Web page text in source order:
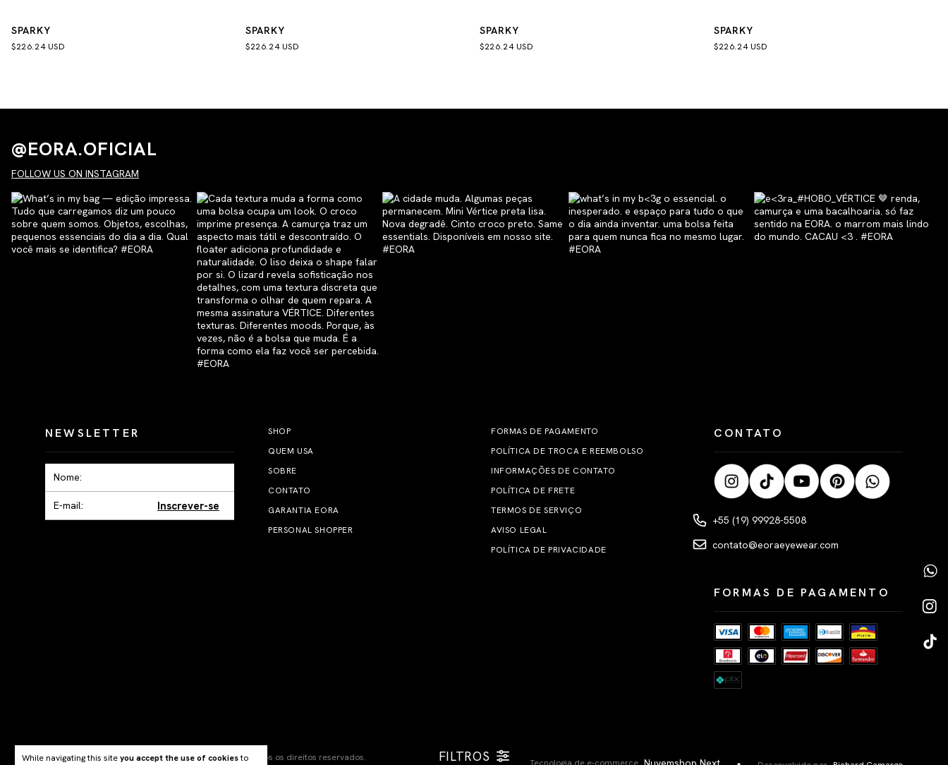
While navigating this siteyou accept the use of cookiesto FILTROS
SPARKY
$226.24 USD
SPARKY
$226.24 USD
SPARKY
$226.24 USD
SPARKY
$226.24 USD
@EORA.OFICIAL
FOLLOW US ON INSTAGRAM
NEWSLETTER
Inscrever-se
SHOP
QUEM USA
SOBRE
CONTATO
GARANTIA EORA
PERSONAL SHOPPER
FORMAS DE PAGAMENTO
POLÍTICA DE TROCA E REEMBOLSO
INFORMAÇÕES DE CONTATO
POLÍTICA DE FRETE
TERMOS DE SERVIÇO
AVISO LEGAL
POLÍTICA DE PRIVACIDADE
CONTATO
+55 (19) 99928-5508
contato@eoraeyewear.com
FORMAS DE PAGAMENTO
© 2025, Eora Brand SA. CNPJ: 51.595.087/0001-28. Todos os direitos reservados.